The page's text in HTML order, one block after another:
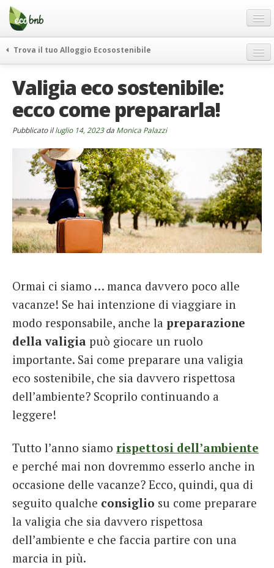
Menu
Salta
contenuto
Offerte Speciali
Regali
FAQ
Chi Siamo
Partner
Contatti
Italiano
German
English
French
Italiano
Trova il tuo Alloggio Ecosostenibile
itinerari
curiosità
vivere e viaggiare verde
ecohotel
rassegna stampa
Valigia eco sostenibile:
ecco come prepararla!
Pubblicato illuglio 14, 2023da Monica Palazzi
Ormai ci siamo … manca davvero poco alle
vacanze! Se hai intenzione di viaggiare in
modo responsabile, anche la preparazione
della valigia può giocare un ruolo
importante. Sai come preparare una valigia
eco sostenibile, che sia davvero rispettosa
dell’ambiente? Scoprilo continuando a
leggere!
Tutto l’anno siamo rispettosi dell’ambiente
e perché mai non dovremmo esserlo anche in
occasione delle vacanze? Ecco, quindi, qua di
seguito qualche consiglio su come preparare
la valigia che sia davvero rispettosa
dell’ambiente e che faccia partire con una
marcia in più.